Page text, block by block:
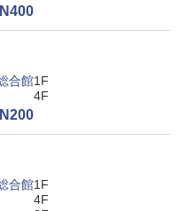
合館1F
4F
合館1F
4F